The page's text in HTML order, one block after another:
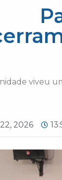
viveu
2026